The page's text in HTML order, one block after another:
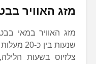
מזג האוויר
מזג האוויר במאי
צלזיוס בשעות